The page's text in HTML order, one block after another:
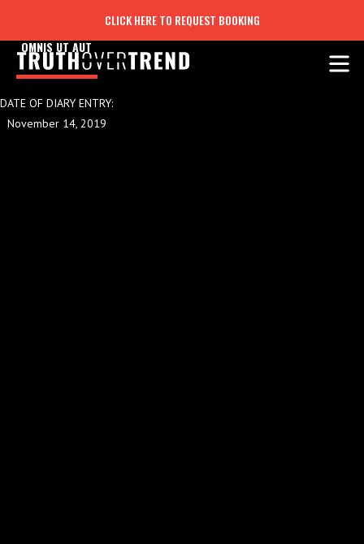
CLICK HERE TO REQUEST BOOKING
OMNIS UT AUT
DATE OF DIARY ENTRY:
November 14, 2019